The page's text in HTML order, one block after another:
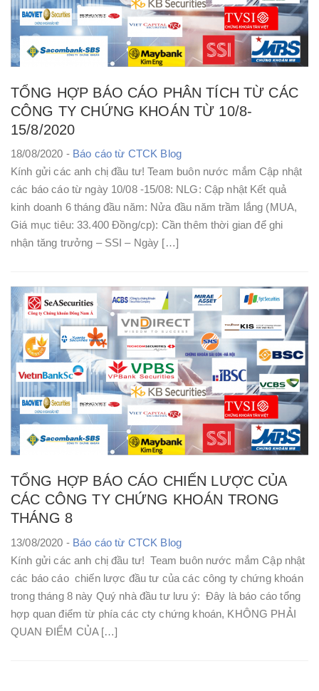
TỔNG HỢP BÁO CÁO PHÂN TÍCH TỪ CÁC
CÔNG TY CHỨNG KHOÁN TỪ 10/8-
15/8/2020
18/08/2020 - Báo cáo từ CTCK Blog
Kính gửi các anh chị đầu tư! Team buôn nước mắm Cập nhật
các báo cáo từ ngày 10/08 -15/08: NLG: Cập nhật Kết quả
kinh doanh 6 tháng đầu năm: Nửa đầu năm trầm lắng (MUA,
Giá mục tiêu: 33.400 Đồng/cp): Cần thêm thời gian để ghi
nhận tăng trưởng – SSI – Ngày […]
TỔNG HỢP BÁO CÁO CHIẾN LƯỢC CỦA
CÁC CÔNG TY CHỨNG KHOÁN TRONG
THÁNG 8
13/08/2020 - Báo cáo từ CTCK Blog
Kính gửi các anh chị đầu tư! Team buôn nước mắm Cập nhật
các báo cáo chiến lược đầu tư của các công ty chứng khoán
trong tháng 8 này Quý nhà đầu tư lưu ý: Đây là báo cáo tổng
hợp quan điểm từ phía các cty chứng khoán, KHÔNG PHẢI
QUAN ĐIỂM CỦA […]